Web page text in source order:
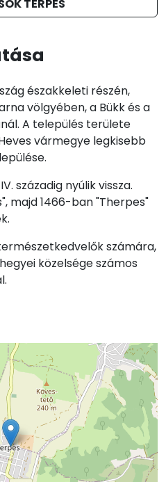
TERPES
északkeleti részén,
völgyében, a Bükk és a
A település területe
vármegye legkisebb
századig nyúlik vissza.
majd 1466-ban "Therpes"
számára,
közelsége számos